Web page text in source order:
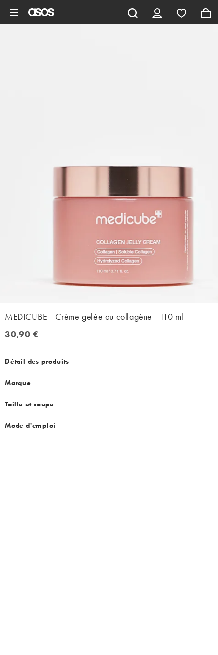
MEDICUBE - Crème gelée au collagène - 110 ml
30,90 €
30,90 €
Détail des produits
Marque
Taille et coupe
Mode d'emploi